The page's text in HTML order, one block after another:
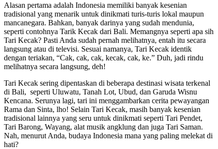
Alasan pertama adalah Indonesia memiliki banyak kesenian
tradisional yang menarik untuk dinikmati turis-turis lokal maupun
mancanegara. Bahkan, banyak darinya yang sudah mendunia,
seperti contohnya Tarik Kecak dari Bali. Memangnya seperti apa sih
Tari Kecak? Pasti Anda sudah pernah melihatnya, entah itu secara
langsung atau di televisi. Sesuai namanya, Tari Kecak identik
dengan teriakan, “Cak, cak, cak, kecak, cak, ke.” Duh, jadi rindu
melihatnya secara langsung, deh!
Tari Kecak sering dipentaskan di beberapa destinasi wisata terkenal
di Bali, seperti Uluwatu, Tanah Lot, Ubud, dan Garuda Wisnu
Kencana. Serunya lagi, tari ini menggambarkan cerita pewayangan
Rama dan Sinta, lho! Selain Tari Kecak, masih banyak kesenian
tradisional lainnya yang seru untuk dinikmati seperti Tari Pendet,
Tari Barong, Wayang, alat musik angklung dan juga Tari Saman.
Nah, menurut Anda, budaya Indonesia mana yang paling melekat di
hati?